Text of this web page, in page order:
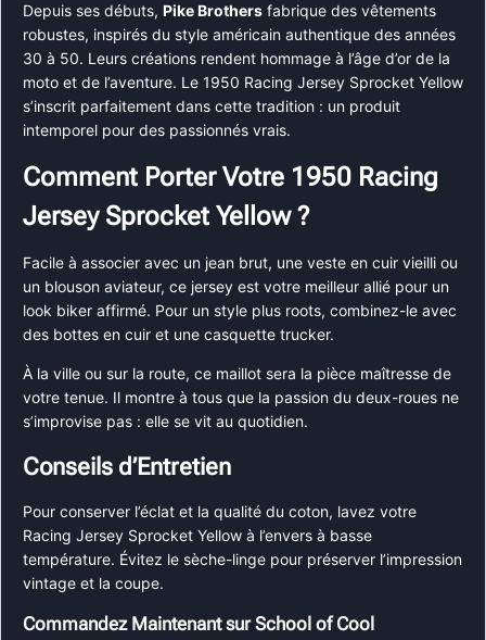
Depuis ses débuts, Pike Brothers fabrique des vêtements
robustes, inspirés du style américain authentique des années
30 à 50. Leurs créations rendent hommage à l’âge d’or de la
moto et de l’aventure. Le 1950 Racing Jersey Sprocket Yellow
s’inscrit parfaitement dans cette tradition : un produit
intemporel pour des passionnés vrais.
Comment Porter Votre 1950 Racing
Jersey Sprocket Yellow ?
Facile à associer avec un jean brut, une veste en cuir vieilli ou
un blouson aviateur, ce jersey est votre meilleur allié pour un
look biker affirmé. Pour un style plus roots, combinez-le avec
des bottes en cuir et une casquette trucker.
À la ville ou sur la route, ce maillot sera la pièce maîtresse de
votre tenue. Il montre à tous que la passion du deux-roues ne
s’improvise pas : elle se vit au quotidien.
Conseils d’Entretien
Pour conserver l’éclat et la qualité du coton, lavez votre
Racing Jersey Sprocket Yellow à l’envers à basse
température. Évitez le sèche-linge pour préserver l’impression
vintage et la coupe.
Commandez Maintenant sur School of Cool